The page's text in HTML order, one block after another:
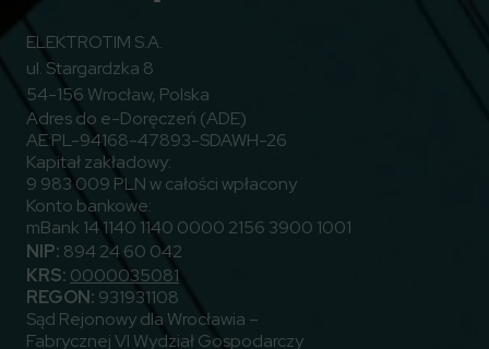
ELEKTROTIM S.A.
ul. Stargardzka 8
54-156 Wrocław, Polska
Adres do e-Doręczeń (ADE)
AE:PL-94168-47893-SDAWH-26
Kapitał zakładowy:
9 983 009 PLN w całości wpłacony
Konto bankowe:
mBank 14 1140 1140 0000 2156 3900 1001
NIP: 894 24 60 042
KRS: 0000035081
REGON: 931931108
Sąd Rejonowy dla Wrocławia –
Fabrycznej VI Wydział Gospodarczy